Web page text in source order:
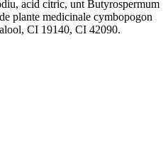
acid citric, unt Butyrospermum
plante medicinale cymbopogon
CI 19140, CI 42090.